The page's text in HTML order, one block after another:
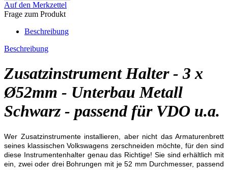
Auf den Merkzettel
Frage zum Produkt
Beschreibung
Beschreibung
Zusatzinstrument Halter - 3 x
Ø52mm - Unterbau Metall
Schwarz - passend für VDO u.a.
Wer Zusatzinstrumente installieren, aber nicht das Armaturenbrett
seines klassischen Volkswagens zerschneiden möchte, für den sind
diese Instrumentenhalter genau das Richtige! Sie sind erhältlich mit
ein, zwei oder drei Bohrungen mit je 52 mm Durchmesser, passend